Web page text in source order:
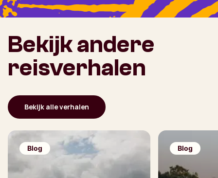
Bekijk andere
reisverhalen
Bekijk alle verhalen
Blog Blog